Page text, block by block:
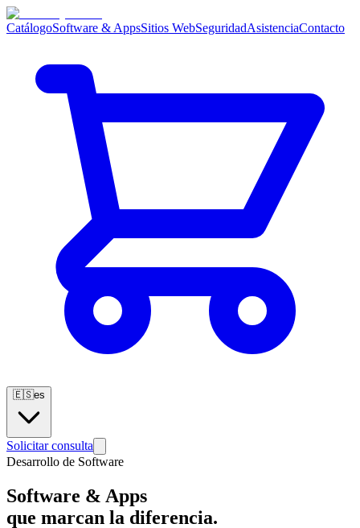
CatálogoSoftware & AppsSitios WebSeguridadAsistenciaContacto
🇪🇸es
Solicitar consulta
Desarrollo de Software
Software & Apps
que marcan la diferencia.